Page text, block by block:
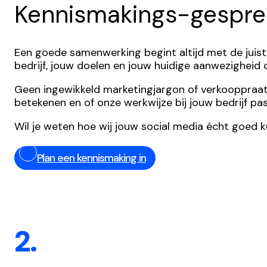
Kennismakings-
Een goede samenwerking begint altijd met de
bedrijf, jouw doelen en jouw huidige
Geen ingewikkeld marketingjargon of
betekenen en of onze werkwijze bij jouw bedrijf
Wil je weten hoe wij jouw social media écht goed
Plan een kennismaking in
2.